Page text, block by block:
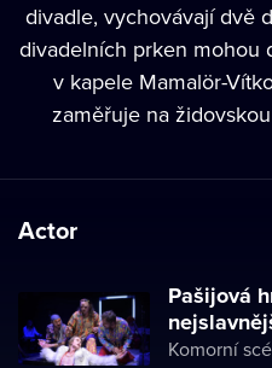
divadle, vychovávají dvě
divadelních prken mohou
v kapele Mamalör-
zaměřuje na
Actor
Pašijová
Komorní